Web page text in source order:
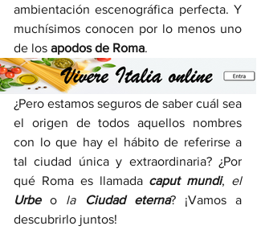
ambientación escenográfica perfecta. Y
muchísimos conocen por lo menos uno
de los apodos de Roma.
¿Pero estamos seguros de saber cuál sea
el origen de todos aquellos nombres
con lo que hay el hábito de referirse a
tal ciudad única y extraordinaria? ¿Por
qué Roma es llamada caput mundi,
el
Urbe
o la Ciudad eterna? ¡Vamos a
descubrirlo juntos!